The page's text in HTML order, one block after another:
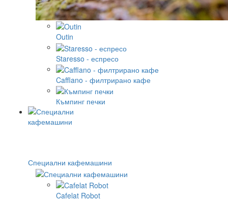
Outin
Staresso - еспресо
Cafflano - филтрирано кафе
Къмпинг печки
Специални кафемашини
Cafelat Robot